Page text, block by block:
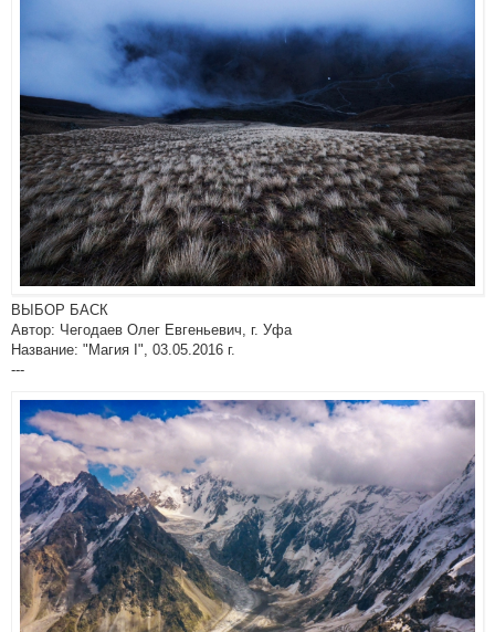
ВЫБОР БАСК
Автор: Чегодаев Олег Евгеньевич, г. Уфа
Название: "Магия I", 03.05.2016 г.
---